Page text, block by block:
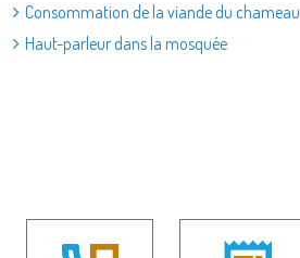
Consommation de la viande du chameau
Haut-parleur dans la mosquée